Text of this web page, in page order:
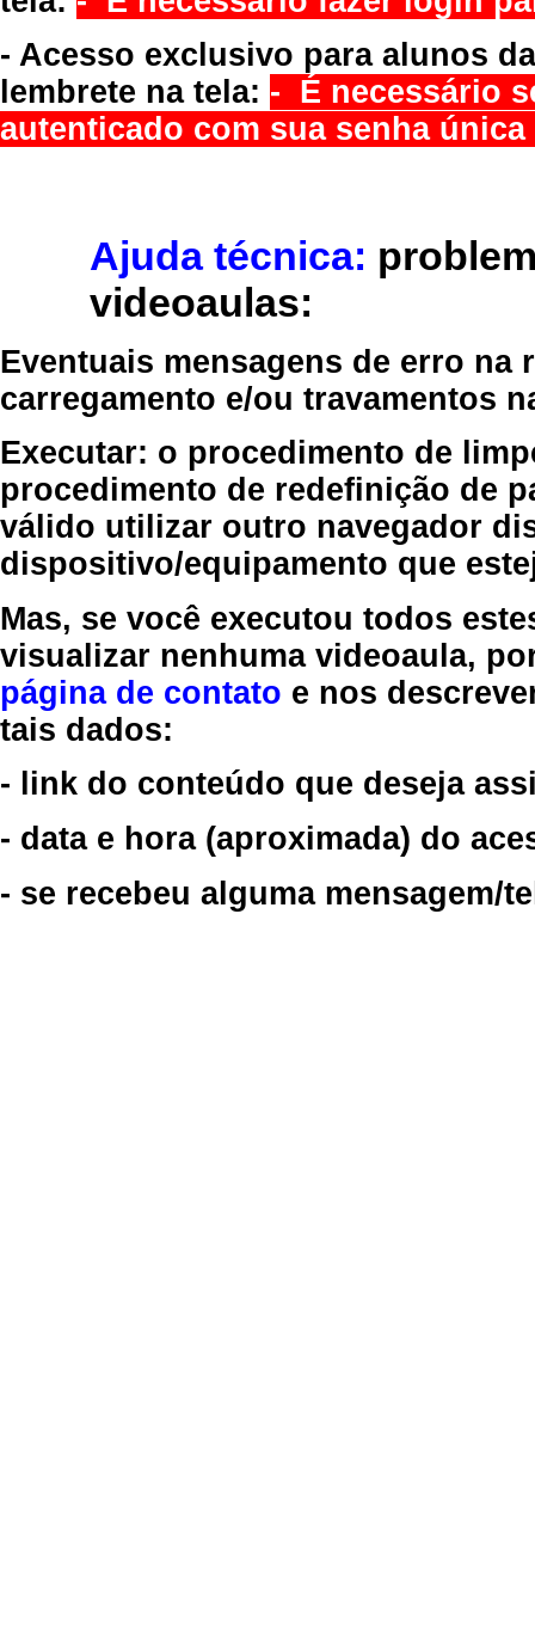
- Acesso exclusivo para alunos
lembrete na tela: - É necessário
autenticado com sua senha
Ajuda técnica:
videoaulas:
Eventuais mensagens de erro
carregamento e/ou travamentos
Executar: o procedimento de
procedimento de redefinição de
válido utilizar outro navegador
dispositivo/equipamento que
Mas, se você executou todos
visualizar nenhuma videoaula,
página de contato e nos
tais dados:
- link do conteúdo que deseja
- data e hora (aproximada) do
- se recebeu alguma mensagem/